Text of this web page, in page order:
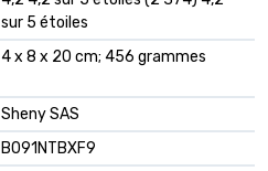
sur 5 étoiles
4 x 8 x 20 cm; 456 grammes
Sheny SAS
B091NTBXF9